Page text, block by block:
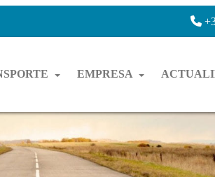
EMPRESA